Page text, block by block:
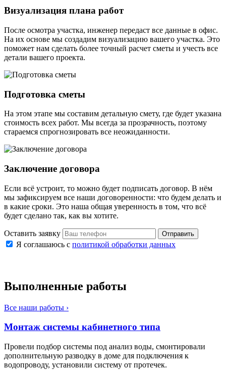
Визуализация плана работ
После осмотра участка, инженер передаст все данные в офис.
На их основе мы создадим визуализацию вашего участка. Это
поможет нам сделать более точный расчет сметы и учесть все
детали вашего проекта.
Подготовка сметы
На этом этапе мы составим детальную смету, где будет указана
стоимость всех работ. Мы всегда за прозрачность, поэтому
стараемся спрогнозировать все неожиданности.
Заключение договора
Если всё устроит, то можно будет подписать договор. В нём
мы зафиксируем все наши договоренности: что будем делать и
в какие сроки. Это наша общая уверенность в том, что всё
будет сделано так, как вы хотите.
Оставить заявку Отправить
Я соглашаюсь с политикой обработки данных
Выполненные работы
Все наши работы ›
Монтаж системы кабинетного типа
Провели подбор системы под анализ воды, смонтировали
дополнительную разводку в доме для подключения к
водопроводу, установили систему от протечек.